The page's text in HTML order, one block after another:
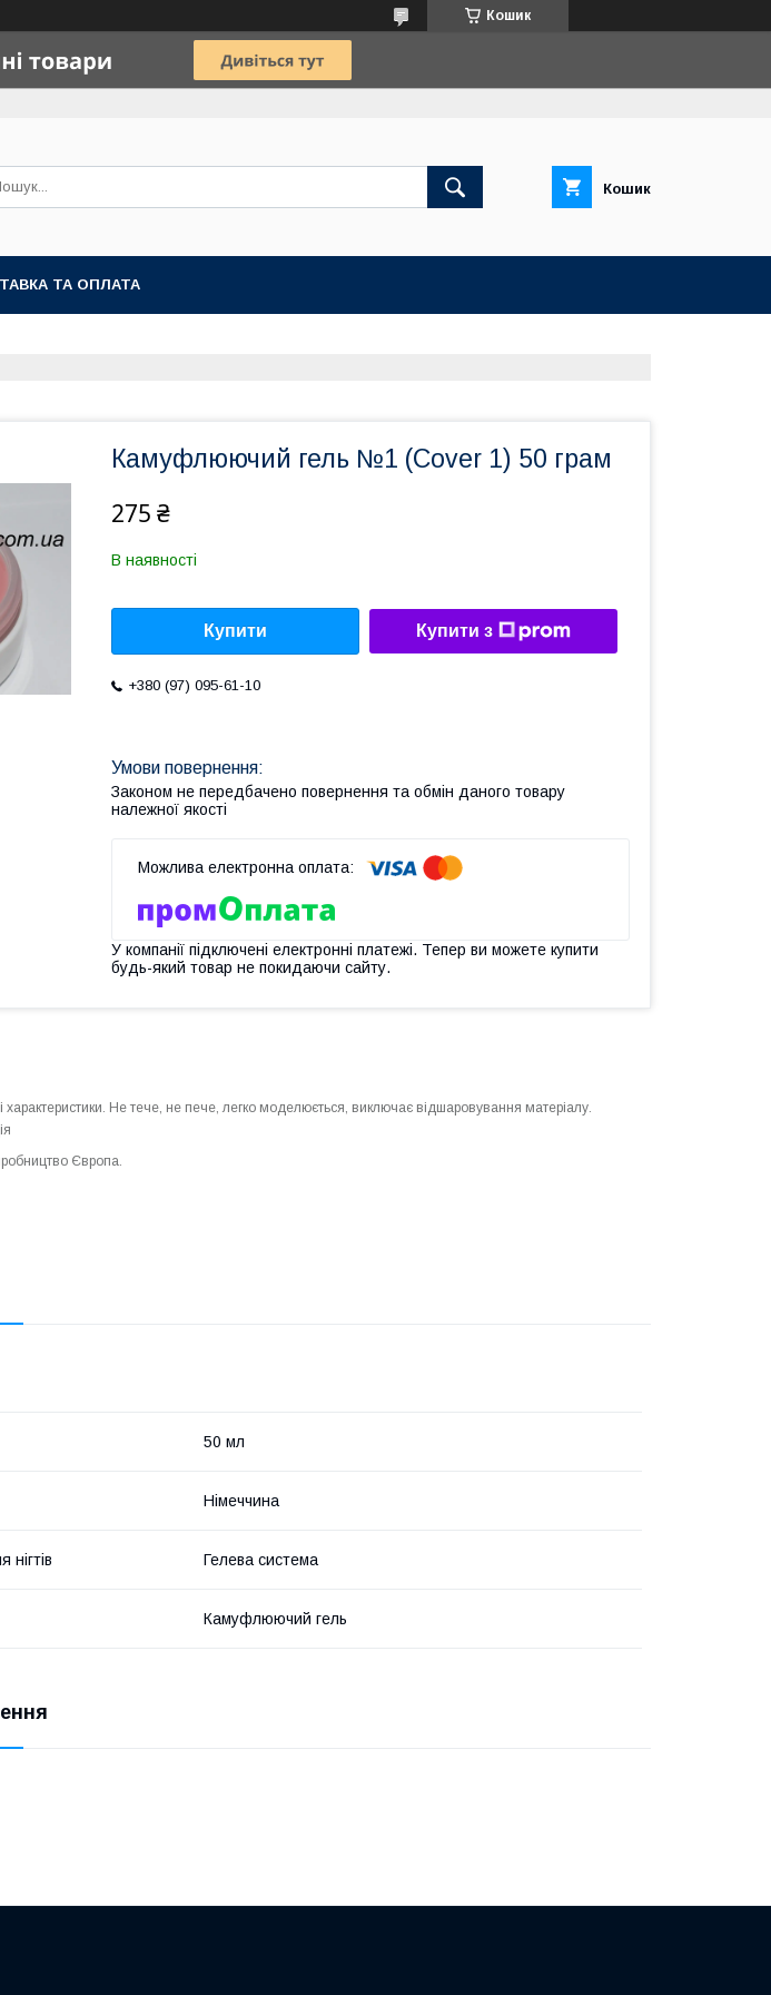
Кошик
Кошик
ТА ОПЛАТА
Камуфлюючий гель №1 (Cover 1) 50 грам
275 ₴
В наявності
Купити Купити з
+380 (97) 095-61-10
Законом не передбачено повернення та обмін даного товару
належної якості
У компанії підключені електронні платежі. Тепер ви можете купити
будь-який товар не покидаючи сайту.
Не тече, не пече, легко моделюється, виключає відшаровування матеріалу.
Європа.
50 мл
Німеччина
Гелева система
Камуфлюючий гель